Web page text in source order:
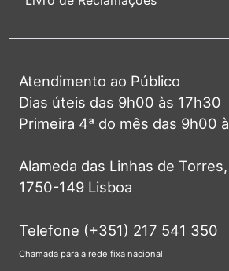
Atendimento ao Público
Dias úteis das 9h00 às 17h30
Primeira 4ª do mês das 9h00
Alameda das Linhas de
1750-149 Lisboa
Telefone (+351) 217 541 350
Chamada para a rede fixa nacional